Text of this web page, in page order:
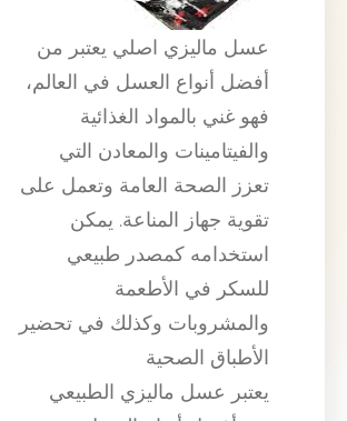
عسل ماليزي اصلي يعتبر من
أفضل أنواع العسل في العالم،
فهو غني بالمواد الغذائية
والفيتامينات والمعادن التي
تعزز الصحة العامة وتعمل على
تقوية جهاز المناعة. يمكن
استخدامه كمصدر طبيعي
للسكر في الأطعمة
والمشروبات وكذلك في تحضير
الأطباق الصحية
يعتبر عسل ماليزي الطبيعي